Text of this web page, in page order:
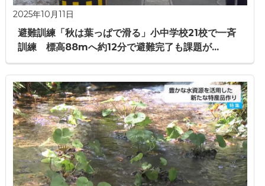
2025年10月11日
避難訓練「秋は葉っぱで滑る」小中学校21校で一斉
訓練 標高88mへ約12分で避難完了も課題が...